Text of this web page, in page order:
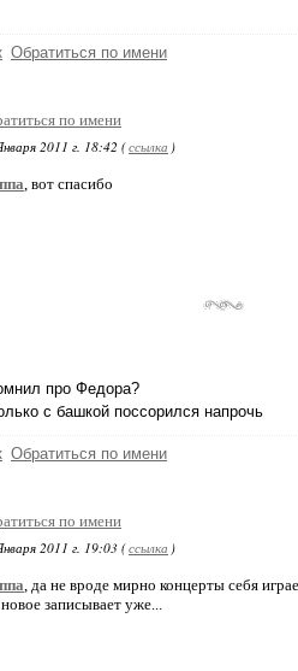
Обратиться по имени
по имени
2011 г. 18:42 (ссылка )
, вот спасибо
про Федора?
с башкой поссорился напрочь
Обратиться по имени
по имени
2011 г. 19:03 (ссылка )
, да не вроде мирно концерты себя
записывает уже...